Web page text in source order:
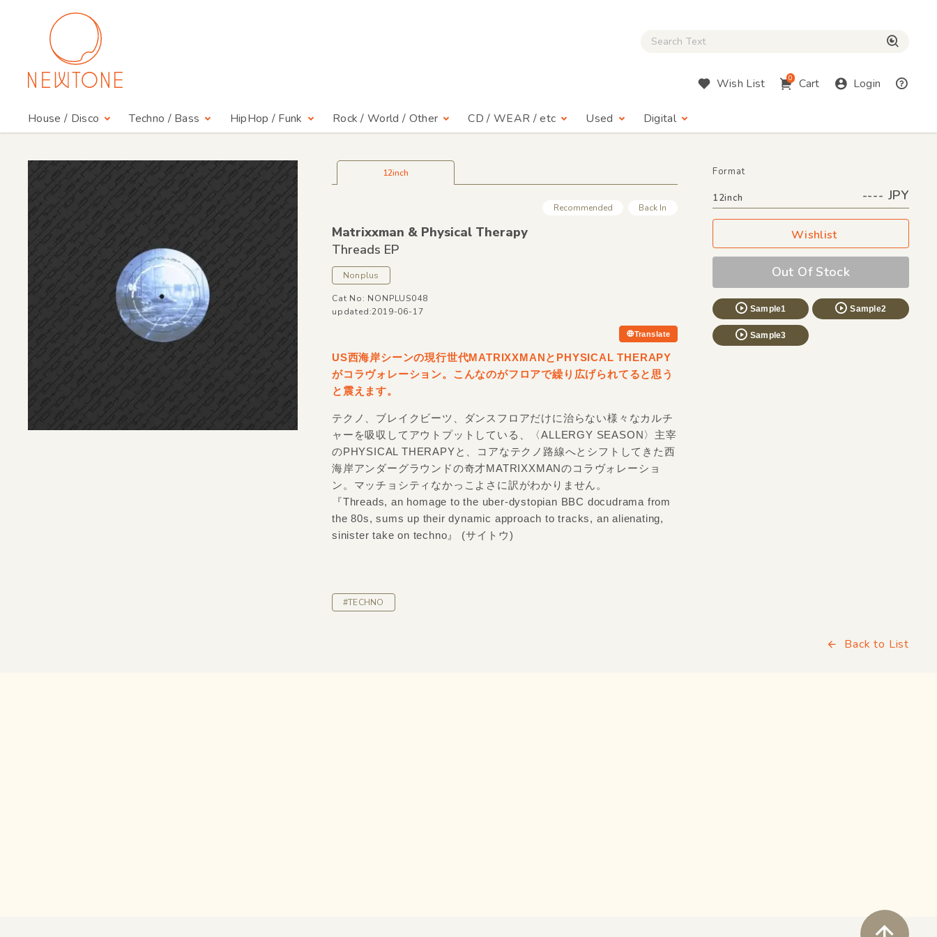
Close Search box
Wish List 0 Cart Login
House / Disco Techno / Bass HipHop / Funk Rock / World / Other CD / WEAR / etc Used Digital
12inch
Recommended Back In
Matrixxman &Physical Therapy
Threads EP
Nonplus
Cat No: NONPLUS048
updated:2019-06-17
Translate
Format
12inch ---- JPY
Wishlist
Out Of Stock
Sample1 Sample2
Sample3
US西海岸シーンの現行世代MATRIXXMANとPHYSICAL THERAPY
がコラヴォレーション。こんなのがフロアで繰り広げられてると思う
と震えます。
テクノ、ブレイクビーツ、ダンスフロアだけに治らない様々なカルチ
ャーを吸収してアウトプットしている、〈ALLERGY SEASON〉主宰
のPHYSICAL THERAPYと、コアなテクノ路線へとシフトしてきた西
海岸アンダーグラウンドの奇才MATRIXXMANのコラヴォレーショ
ン。マッチョシティなかっこよさに訳がわかりません。
『Threads, an homage to the uber-dystopian BBC docudrama from
the 80s, sums up their dynamic approach to tracks, an alienating,
sinister take on techno』 (サイトウ)
#TECHNO
Back to List